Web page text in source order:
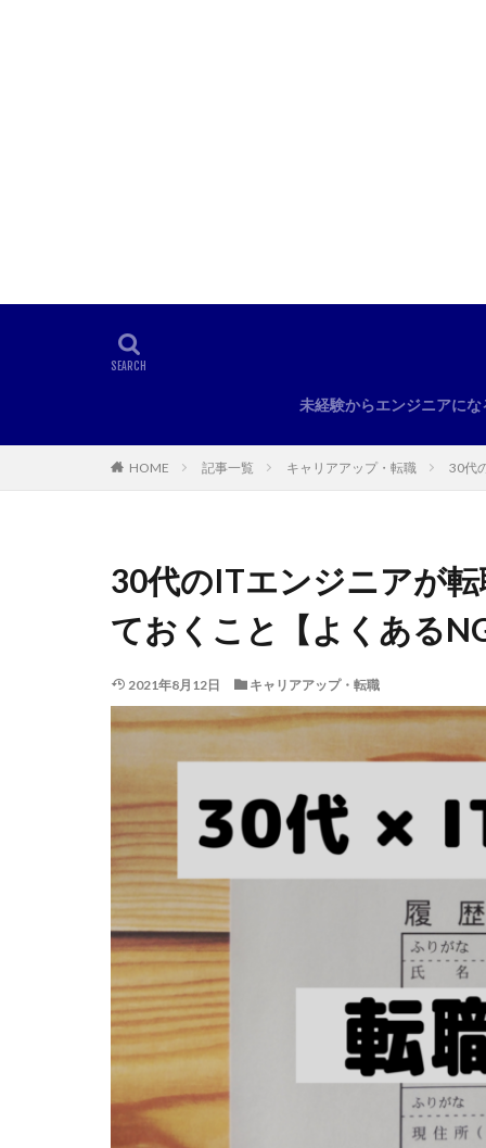
未経験からエンジニアにな
HOME 記事一覧 キャリアアップ・転職 30代
30代のITエンジニアが
ておくこと【よくある
2021年8月12日 キャリアアップ・転職